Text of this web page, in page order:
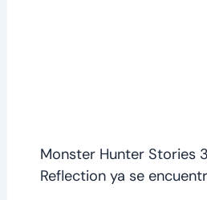
Monster Hunter Stories
Reflection ya se